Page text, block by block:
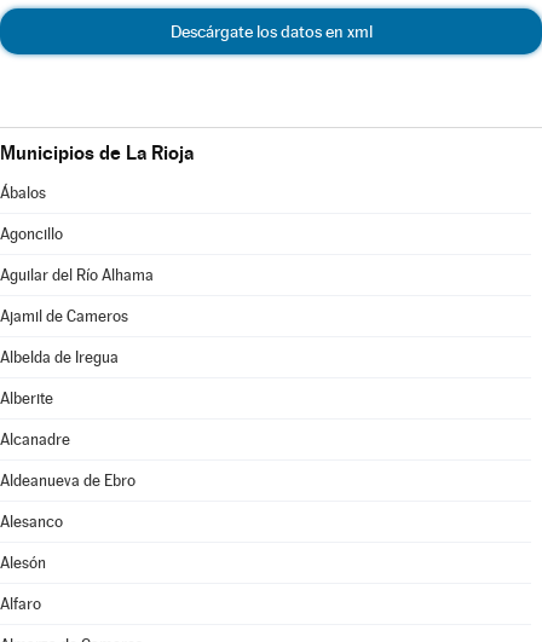
Descárgate los datos en xml
Municipios de La Rioja
Ábalos
Agoncillo
Aguilar del Río Alhama
Ajamil de Cameros
Albelda de Iregua
Alberite
Alcanadre
Aldeanueva de Ebro
Alesanco
Alesón
Alfaro